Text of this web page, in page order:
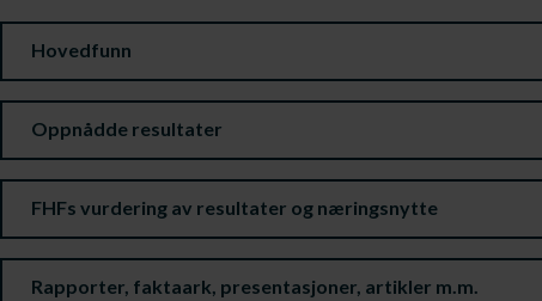
Hovedfunn
Oppnådde resultater
FHFs vurdering av resultater og næringsnytte
Rapporter, faktaark, presentasjoner, artikler m.m.